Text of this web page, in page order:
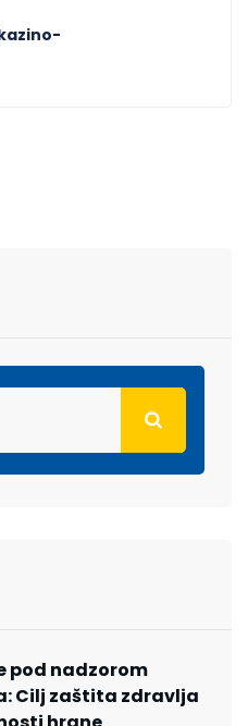
pod nadzorom
Cilj zaštita zdravlja